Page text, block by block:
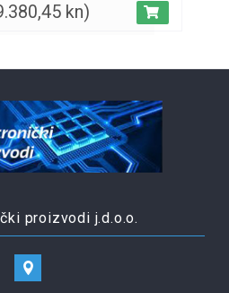
kn)
proizvodi j.d.o.o.